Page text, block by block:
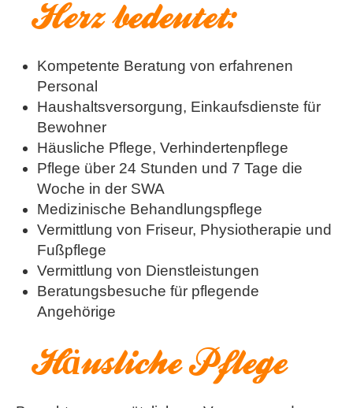
Herz bedeutet:
Kompetente Beratung von erfahrenen
Personal
Haushaltsversorgung, Einkaufsdienste für
Bewohner
Häusliche Pflege, Verhindertenpflege
Pflege über 24 Stunden und 7 Tage die
Woche in der SWA
Medizinische Behandlungspflege
Vermittlung von Friseur, Physiotherapie und
Fußpflege
Vermittlung von Dienstleistungen
Beratungsbesuche für pflegende
Angehörige
Häusliche Pflege